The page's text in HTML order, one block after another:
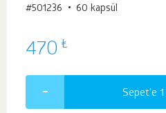
#501236 60 kapsül
470 ₺
Sepet'e 1